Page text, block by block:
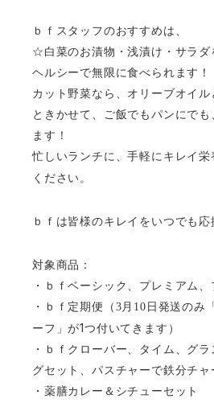
ｂｆスタッフのおすすめは、
☆白菜のお漬物・浅漬け・サラダ
ヘルシーで無限に食べられます！
カット野菜なら、オリーブオイル
ときかせて、ご飯でもパンにで
ます！
忙しいランチに、手軽にキレイ栄
ください。
ｂｆは皆様のキレイをいつでも
対象商品：
・ｂｆベーシック、プレミアム、
・ｂｆ定期便（3月10日発送のみ
ーフ」が1つ付いてきます）
・ｂｆクローバー、タイム、グラ
グセット、パスチャーで鉄分チャ
・薬膳カレー＆シチューセット